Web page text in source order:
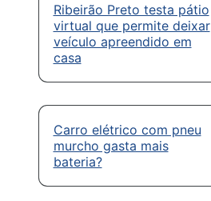
Ribeirão Preto testa pátio
virtual que permite deixar
veículo apreendido em
casa
Carro elétrico com pneu
murcho gasta mais
bateria?